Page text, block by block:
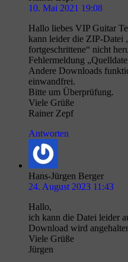
10. Mai 2021 19:08
Hallo liebes VIP Guitar
kann leider die ZIP-Datei
fortgeschrittene“ nicht
Fehlermeldung
Andere Downloads
einwandfrei.
Bitte um Überprüfung.
Viele Grüße
Rainer Zepf
Antworten
Hans-Jürgen Berger
24. August 2023 11:43
Hallo,
ich kann die Datei leider
Download wird
Viele Grüße
Jürgen